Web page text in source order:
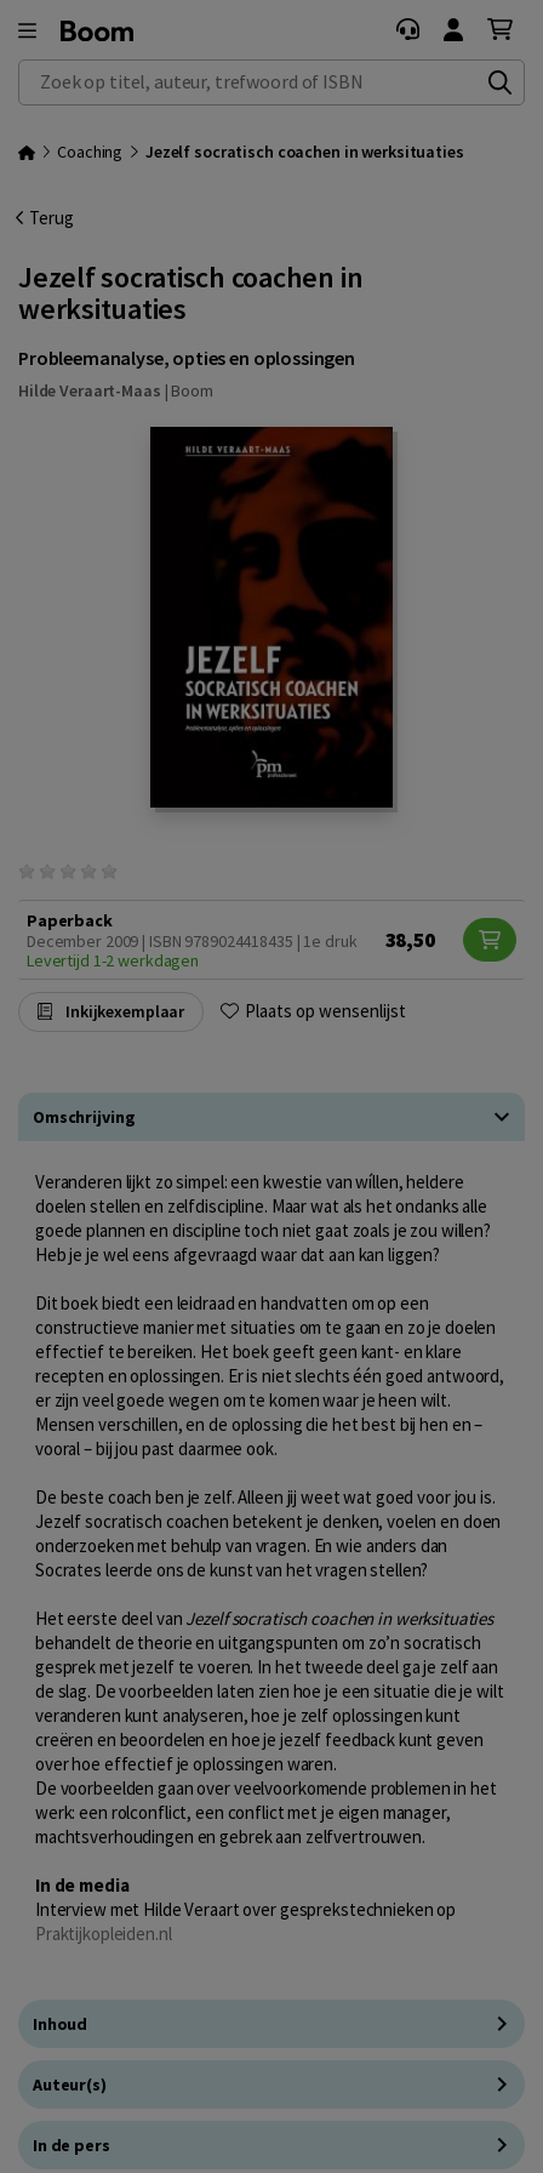
Zoek op titel, auteur, trefwoord of ISBN
Coaching Jezelf socratisch coachen in werksituaties
Terug
Jezelf socratisch coachen in
werksituaties
Probleemanalyse, opties en oplossingen
Hilde Veraart-Maas | Boom
Paperback
December 2009 | ISBN 9789024418435 | 1e druk
Levertijd 1-2 werkdagen
38,50
Inkijkexemplaar Plaats op wensenlijst
Omschrijving
Veranderen lijkt zo simpel: een kwestie van wíllen, heldere
doelen stellen en zelfdiscipline. Maar wat als het ondanks alle
goede plannen en discipline toch niet gaat zoals je zou willen?
Heb je je wel eens afgevraagd waar dat aan kan liggen?
Dit boek biedt een leidraad en handvatten om op een
constructieve manier met situaties om te gaan en zo je doelen
effectief te bereiken. Het boek geeft geen kant- en klare
recepten en oplossingen. Er is niet slechts één goed antwoord,
er zijn veel goede wegen om te komen waar je heen wilt.
Mensen verschillen, en de oplossing die het best bij hen en –
vooral – bij jou past daarmee ook.
De beste coach ben je zelf. Alleen jij weet wat goed voor jou is.
Jezelf socratisch coachen betekent je denken, voelen en doen
onderzoeken met behulp van vragen. En wie anders dan
Socrates leerde ons de kunst van het vragen stellen?
Het eerste deel van Jezelf socratisch coachen in werksituaties
behandelt de theorie en uitgangspunten om zo’n socratisch
gesprek met jezelf te voeren. In het tweede deel ga je zelf aan
de slag. De voorbeelden laten zien hoe je een situatie die je wilt
veranderen kunt analyseren, hoe je zelf oplossingen kunt
creëren en beoordelen en hoe je jezelf feedback kunt geven
over hoe effectief je oplossingen waren.
De voorbeelden gaan over veelvoorkomende problemen in het
werk: een rolconflict, een conflict met je eigen manager,
machtsverhoudingen en gebrek aan zelfvertrouwen.
In de media
Interview met Hilde Veraart over gesprekstechnieken op
Praktijkopleiden.nl
Inhoud
Auteur(s)
In de pers